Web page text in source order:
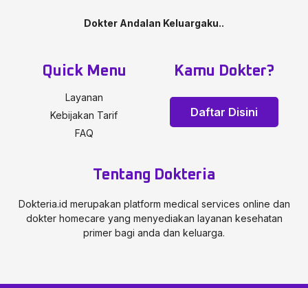
Dokter Andalan Keluargaku..
Quick Menu
Layanan
Kebijakan Tarif
FAQ
Kamu Dokter?
Daftar Disini
Tentang Dokteria
Dokteria.id merupakan platform medical services online dan
dokter homecare yang menyediakan layanan kesehatan
primer bagi anda dan keluarga.